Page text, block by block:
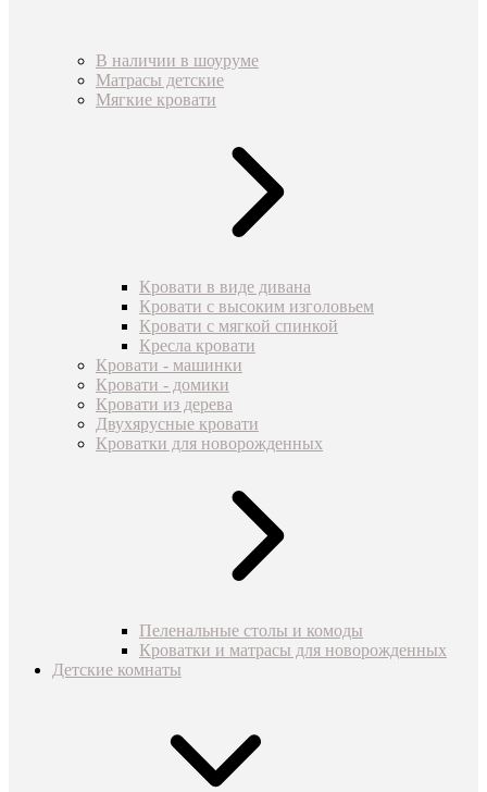
В наличии в шоуруме
Матрасы детские
Мягкие кровати
Кровати в виде дивана
Кровати с высоким изголовьем
Кровати с мягкой спинкой
Кресла кровати
Кровати - машинки
Кровати - домики
Кровати из дерева
Двухярусные кровати
Кроватки для новорожденных
Пеленальные столы и комоды
Кроватки и матрасы для новорожденных
Детские комнаты